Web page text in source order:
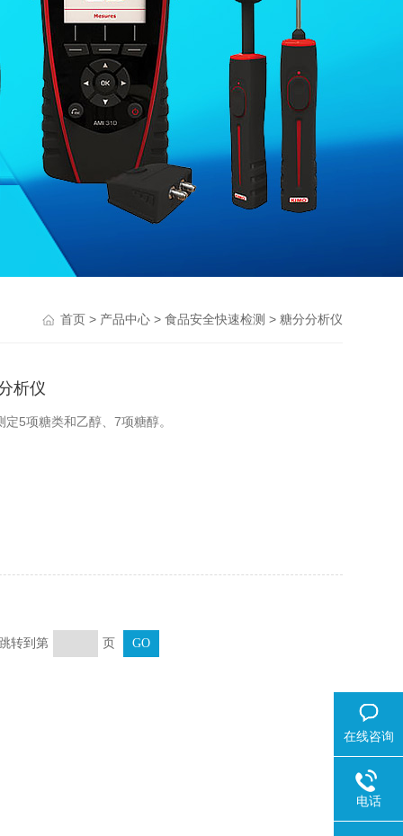
首页> 产品中心> 食品安全快速检测 > 糖分分析仪
析仪
5项糖类和乙醇、7项糖醇。
转到第 页
在线咨询
电话